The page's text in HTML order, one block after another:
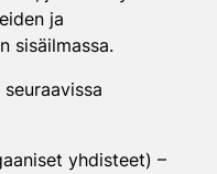
ja
sisäilmassa.
yhdisteet) –